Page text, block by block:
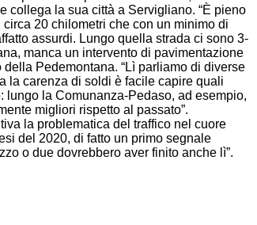
collega la sua città a Servigliano. “È pieno
20 chilometri che con un minimo di
assurdi. Lungo quella strada ci sono 3-
manca un intervento di pavimentazione
Pedemontana. “Lì parliamo di diverse
la carenza di soldi è facile capire quali
la Comunanza-Pedaso, ad esempio,
migliori rispetto al passato”.
la problematica del traffico nel cuore
del 2020, di fatto un primo segnale
o due dovrebbero aver finito anche lì”.